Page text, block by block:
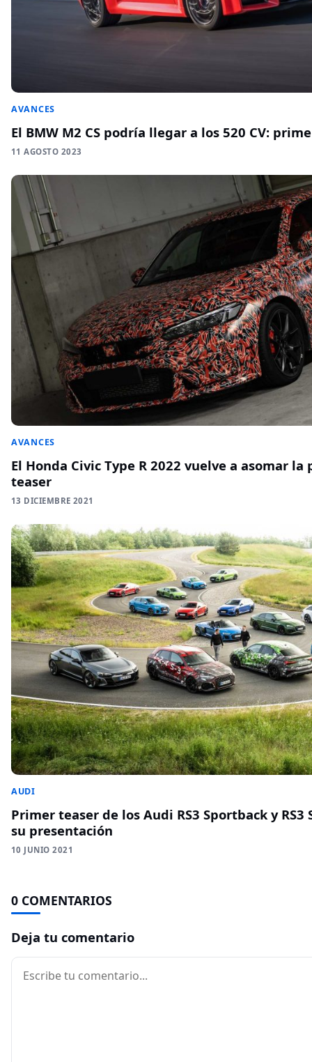
AVANCES
El BMW M2 CS podría llegar a los 520 CV:
11 AGOSTO 2023
AVANCES
El Honda Civic Type R 2022 vuelve a asomar
teaser
13 DICIEMBRE 2021
AUDI
Primer teaser de los Audi RS3 Sportback y RS3
su presentación
10 JUNIO 2021
0 COMENTARIOS
Deja tu comentario
Comentario